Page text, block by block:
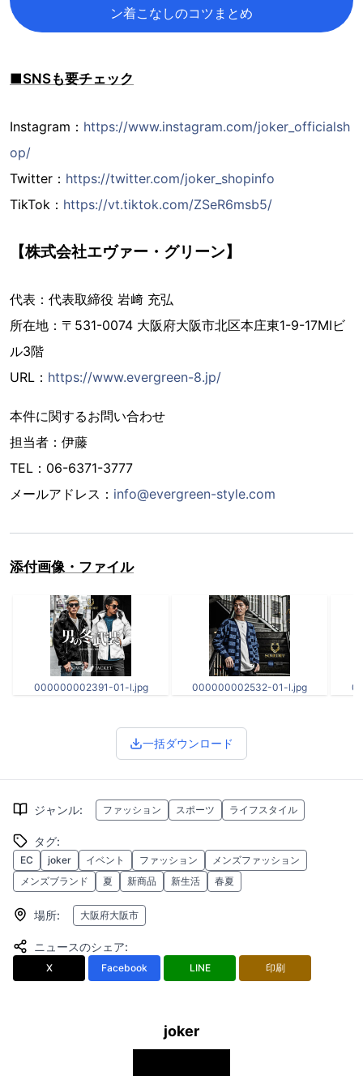
ン着こなしのコツまとめ
■SNSも要チェック
Instagram： https://www.instagram.com/joker_officialsh
op/
Twitter： https://twitter.com/joker_shopinfo
TikTok： https://vt.tiktok.com/ZSeR6msb5/
【株式会社エヴァー・グリーン】
代表：代表取締役 岩﨑 充弘
所在地：〒531-0074 大阪府大阪市北区本庄東1-9-17MIビ
ル3階
URL： https://www.evergreen-8.jp/
本件に関するお問い合わせ
担当者：伊藤
TEL：06-6371-3777
メールアドレス： info@evergreen-style.com
添付画像・ファイル
000000002391-01-l.jpg 000000002532-01-l.jpg
一括ダウンロード
ジャンル: ファッション スポーツ ライフスタイル
タグ:
EC joker イベント ファッション
メンズファッション
メンズブランド
夏 新商品 新生活 春夏
場所: 大阪府大阪市
ニュースのシェア:
X Facebook LINE 印刷
joker